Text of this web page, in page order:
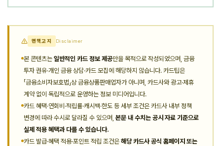
면책고지 Disclaimer
본 콘텐츠는 일반적인 카드 정보 제공만을 목적으로 작성되었으며, 금융
투자 권유·개인 금융 상담·카드 모집에 해당하지 않습니다. 카드팁은
「금융소비자보호법」상 금융상품판매업자가 아니며, 카드사와 광고·제휴
계약 없이 독립적으로 운영하는 정보 미디어입니다.
카드 혜택·연회비·적립률·캐시백·한도 등 세부 조건은 카드사 내부 정책
변경에 따라 수시로 달라질 수 있으며,본문 내 수치는 공시 자료 기준으로
실제 적용 혜택과 다를 수 있습니다.
카드 발급·혜택 적용·포인트 적립 조건은 해당 카드사 공식 홈페이지 또는